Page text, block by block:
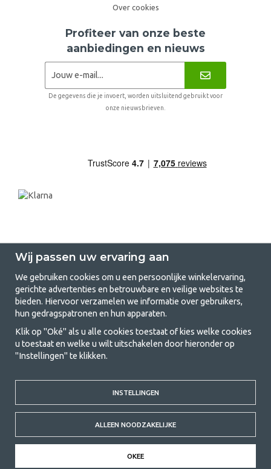
Over cookies
Profiteer van onze beste
aanbiedingen en nieuws
De gegevens die je invoert, worden uitsluitend gebruikt voor
onze nieuwsbrieven.
GetCamping.nl - Jouw winkel voor
kamperen en buitenleven
Kamperen kan een levensstijl zijn of een manier om het gezin samen te
brengen voor een gezamenlijk avontuur. Welke categorie je ook kiest,
bij ons vind je alles wat je nodig hebt aan kampeeraccessoires. Wij
bieden wij zeer scherpe prijzen voor familietenten, caravanluifels en alle
andere uitrusting voor kamperen en buitenleven. Ons doel is om in elke
prijsklasse de beste kampeeruitrusting te leveren wat betreft kwaliteit
en functionaliteit. Neem gerust contact met ons op als je iets mist of
meer wilt weten.
© 2020 GetCamping. All rights reserved.
Wij passen uw ervaring aan
We gebruiken cookies om u een persoonlijke winkelervaring,
gerichte advertenties en betrouwbare en veilige websites te
bieden. Hiervoor verzamelen we informatie over gebruikers,
hun gedragspatronen en hun apparaten.
Klik op "Oké" als u alle cookies toestaat of kies welke cookies
u toestaat en welke u wilt uitschakelen door hieronder op
"Instellingen" te klikken.
INSTELLINGEN
ALLEEN NOODZAKELIJKE
OKEE